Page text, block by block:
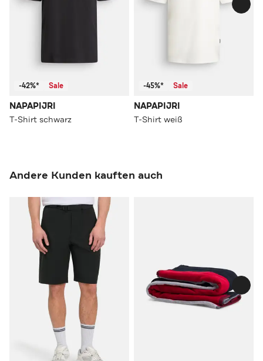
-42%* Sale
NAPAPIJRI
T-Shirt schwarz
-45%* Sale
NAPAPIJRI
T-Shirt weiß
Andere Kunden kauften auch